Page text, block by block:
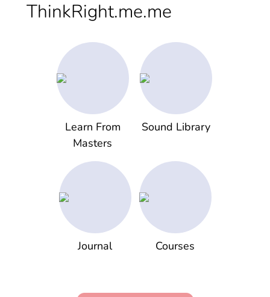
ThinkRight.me.me
Learn From
Masters
Sound Library
Journal Courses